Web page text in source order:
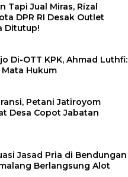
Tapi Jual Miras, Rizal
DPR RI Desak Outlet
Ditutup!
Di-OTT KPK, Ahmad Luthfi:
Mata Hukum
Petani Jatiroyom
Desa Copot Jabatan
Jasad Pria di Bendungan
Berlangsung Alot